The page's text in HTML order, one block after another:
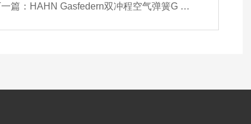
篇： HAHN Gasfedern双冲程空气弹簧G 10-23-23